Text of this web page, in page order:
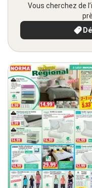
Vous cherchez de